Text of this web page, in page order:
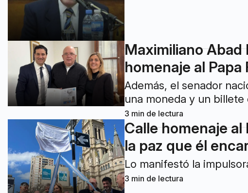
Maximiliano Abad
homenaje al Papa
Además, el senador
una moneda y un
3 min de lectura
Calle homenaje al
la paz que él
Lo manifestó la
3 min de lectura